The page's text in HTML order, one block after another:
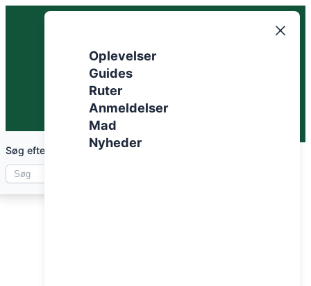
Oplevelser
Guides
Ruter
Anmeldelser
Mad
Nyheder
Søg efter artikler
mtb klubber